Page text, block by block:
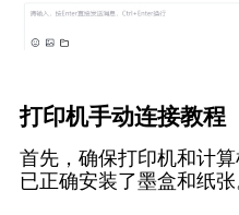
打印机手动连接教程
首先，确保打印机和计
已正确安装了墨盒和纸张